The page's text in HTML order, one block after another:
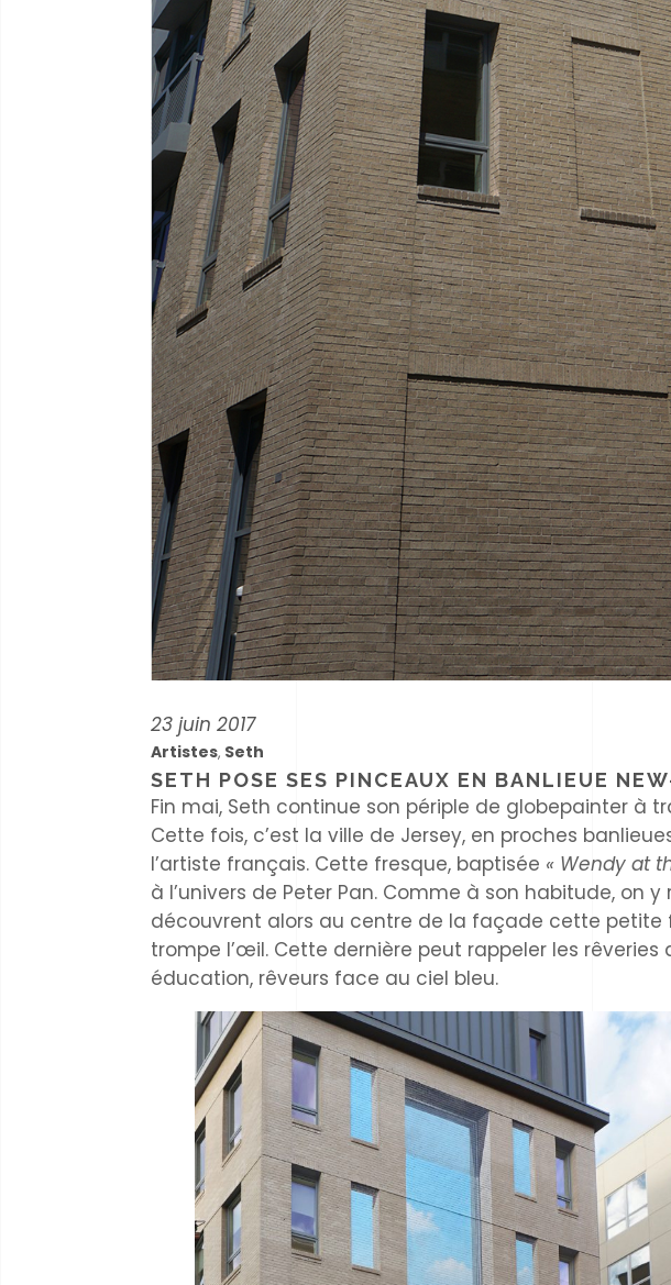
23 juin 2017
Artistes, Seth
SETH POSE SES PINCEAUX EN BANLIEUE
Fin mai, Seth continue son périple de globepainter à
Cette fois, c’est la ville de Jersey, en proches
l’artiste français. Cette fresque, baptisée « Wendy at
à l’univers de Peter Pan. Comme à son habitude, on
découvrent alors au centre de la façade cette petite
trompe l’œil. Cette dernière peut rappeler les
éducation, rêveurs face au ciel bleu.